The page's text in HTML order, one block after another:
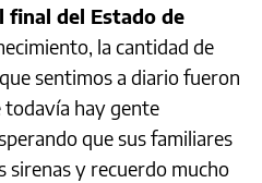
final del Estado de
la cantidad de
sentimos a diario fueron
todavía hay gente
que sus familiares
sirenas y recuerdo mucho